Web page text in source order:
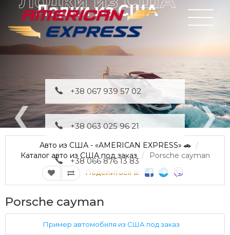
Лодки из США
+38 067 939 57 02
+38 063 025 96 21
+38 066 876 13 83
Авто из США - «AMERICAN EXPRESS» 🚗
Каталог авто из США под заказ
Porsche cayman
Поделиться в:
Porsche cayman
Пример автомобиля из США под заказ